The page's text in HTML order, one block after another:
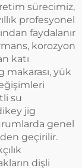
sürecimiz,
profesyonel
faydalanır
korozyon
katı
makarası, yük
su
jig
genel
geçirilir.
dişli